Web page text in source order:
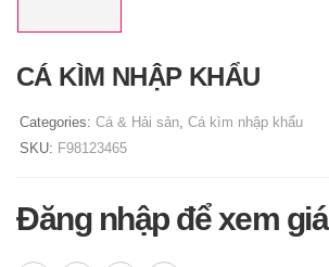
CÁ KÌM NHẬP KHẨU
Categories: Cá & Hải sản, Cá kìm nhập khẩu
SKU: F98123465
Đăng nhập để xem giá